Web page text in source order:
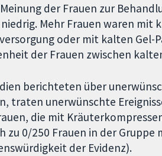
Meinung der Frauen zur
niedrig. Mehr Frauen waren
oder mit kalten Gel-
der Frauen zwischen
berichteten über
traten unerwünschte
die mit
zu 0/250 Frauen in der
der Evidenz).